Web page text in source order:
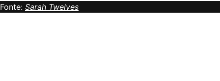
Fonte: Sarah Twelves